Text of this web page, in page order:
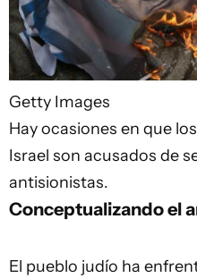
Getty Images
Hay ocasiones en que
Israel son acusados de
antisionistas.
Conceptualizando el
El pueblo judío ha